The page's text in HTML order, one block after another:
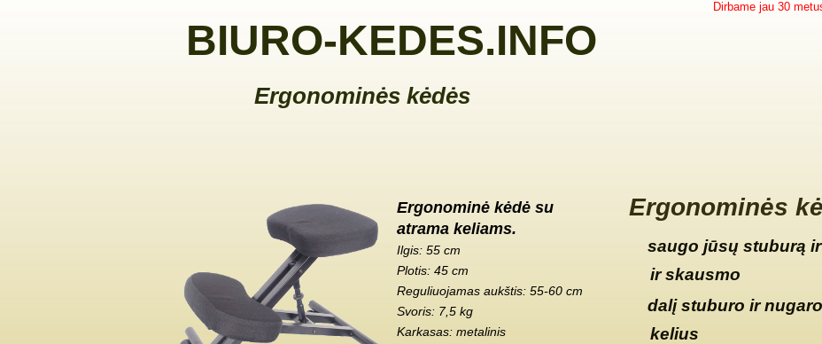
BIURO-KEDES.INFO
Ergonominės kėdės
Dirbame jau 30
Ergonominė kėdė su
atrama keliams.
Ilgis: 55 cm
Plotis: 45 cm
Reguliuojamas aukštis: 55-60 cm
Svoris: 7,5 kg
Karkasas: metalinis
Ergonominės
saugo jūsų stuburą
ir skausmo
dalį stuburo ir
kelius